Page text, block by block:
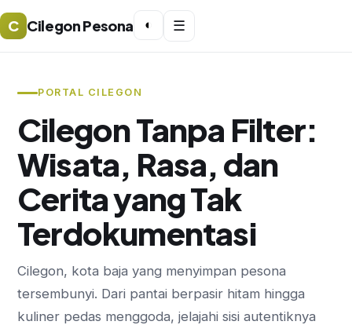
C Cilegon Pesona ◐ ☰
PORTAL CILEGON
Cilegon Tanpa Filter:
Wisata, Rasa, dan
Cerita yang Tak
Terdokumentasi
Cilegon, kota baja yang menyimpan pesona
tersembunyi. Dari pantai berpasir hitam hingga
kuliner pedas menggoda, jelajahi sisi autentiknya